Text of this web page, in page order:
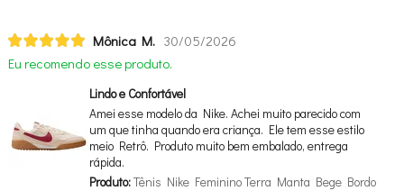
Mônica M. 30/05/2026
Eu recomendo esse produto.
Lindo e Confortável
Amei esse modelo da Nike. Achei muito parecido com
um que tinha quando era criança. Ele tem esse estilo
meio Retrô. Produto muito bem embalado, entrega
rápida.
Produto:Tênis Nike Feminino Terra Manta Bege Bordo